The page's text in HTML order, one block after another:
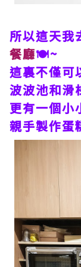
所以這天我
餐廳🍽~
這裏不僅可
波波池和滑
更有一個小
親手製作蛋